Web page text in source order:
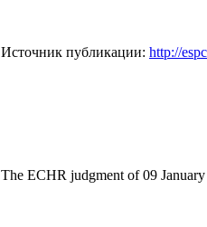
Источник публикации: http://
The ECHR judgment of 09